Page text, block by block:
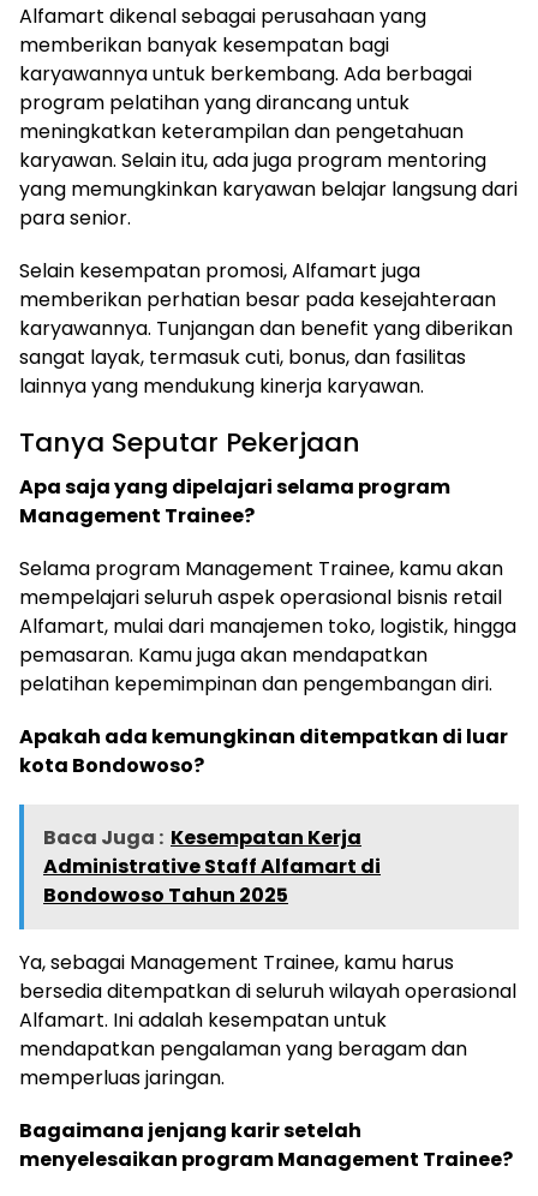
Alfamart dikenal sebagai perusahaan yang
memberikan banyak kesempatan bagi
karyawannya untuk berkembang. Ada berbagai
program pelatihan yang dirancang untuk
meningkatkan keterampilan dan pengetahuan
karyawan. Selain itu, ada juga program mentoring
yang memungkinkan karyawan belajar langsung dari
para senior.
Selain kesempatan promosi, Alfamart juga
memberikan perhatian besar pada kesejahteraan
karyawannya. Tunjangan dan benefit yang diberikan
sangat layak, termasuk cuti, bonus, dan fasilitas
lainnya yang mendukung kinerja karyawan.
Tanya Seputar Pekerjaan
Apa saja yang dipelajari selama program
Management Trainee?
Selama program Management Trainee, kamu akan
mempelajari seluruh aspek operasional bisnis retail
Alfamart, mulai dari manajemen toko, logistik, hingga
pemasaran. Kamu juga akan mendapatkan
pelatihan kepemimpinan dan pengembangan diri.
Apakah ada kemungkinan ditempatkan di luar
kota Bondowoso?
Baca Juga : Kesempatan Kerja
Administrative Staff Alfamart di
Bondowoso Tahun 2025
Ya, sebagai Management Trainee, kamu harus
bersedia ditempatkan di seluruh wilayah operasional
Alfamart. Ini adalah kesempatan untuk
mendapatkan pengalaman yang beragam dan
memperluas jaringan.
Bagaimana jenjang karir setelah
menyelesaikan program Management Trainee?